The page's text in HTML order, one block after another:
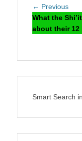
Post
navigation
← Previous
What the
about their 12
Smart Search